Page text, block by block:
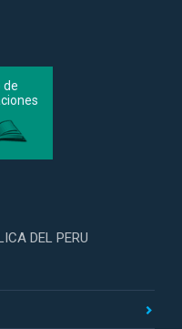
de
DEL PERU